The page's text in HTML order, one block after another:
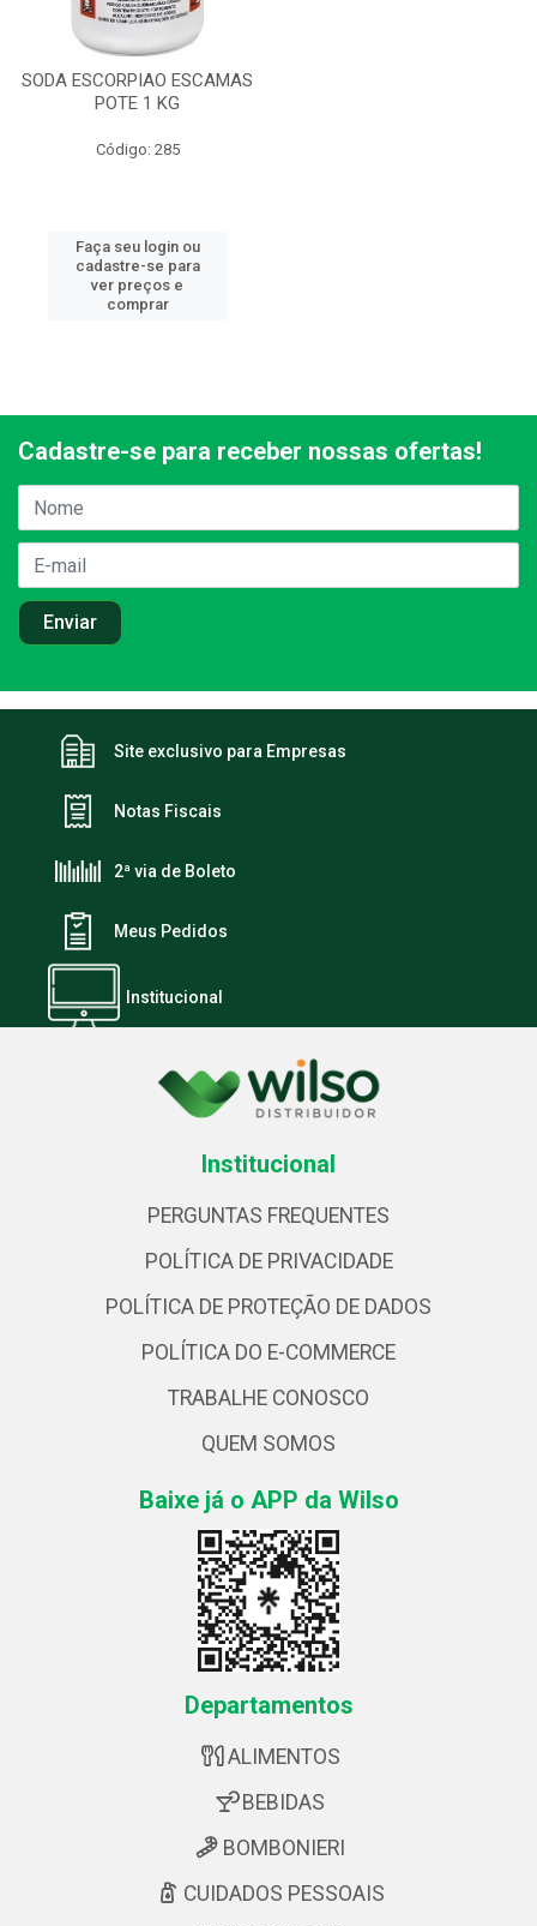
SODA ESCORPIAO ESCAMAS
POTE 1 KG
Código: 285
Faça seu login ou
cadastre-se para
ver preços e
comprar
Cadastre-se para receber nossas ofertas!
Site exclusivo para Empresas
Notas Fiscais
2ª via de Boleto
Meus Pedidos
Institucional
Institucional
PERGUNTAS FREQUENTES
POLÍTICA DE PRIVACIDADE
POLÍTICA DE PROTEÇÃO DE DADOS
POLÍTICA DO E-COMMERCE
TRABALHE CONOSCO
QUEM SOMOS
Baixe já o APP da Wilso
Departamentos
ALIMENTOS
BEBIDAS
BOMBONIERI
CUIDADOS PESSOAIS